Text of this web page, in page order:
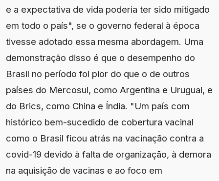
e a expectativa de vida poderia ter sido mitigado
em todo o país", se o governo federal à época
tivesse adotado essa mesma abordagem. Uma
demonstração disso é que o desempenho do
Brasil no período foi pior do que o de outros
países do Mercosul, como Argentina e Uruguai, e
do Brics, como China e Índia. "Um país com
histórico bem-sucedido de cobertura vacinal
como o Brasil ficou atrás na vacinação contra a
covid-19 devido à falta de organização, à demora
na aquisição de vacinas e ao foco em